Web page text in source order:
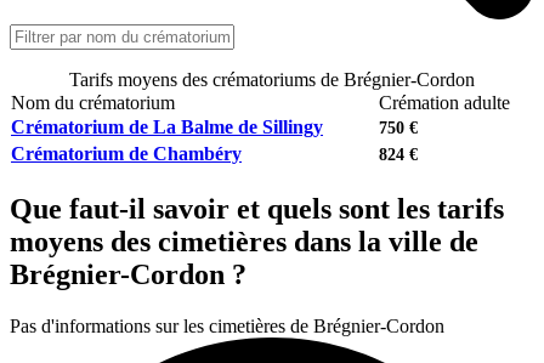
Tarifs moyens des crématoriums de Brégnier-Cordon
Nom du crématorium
Crémation adulte
Crématorium de La Balme de Sillingy
750 €
Crématorium de Chambéry 824 €
Que faut-il savoir et quels sont les tarifs
moyens des cimetières dans la ville de
Brégnier-Cordon ?
Pas d'informations sur les cimetières de Brégnier-Cordon